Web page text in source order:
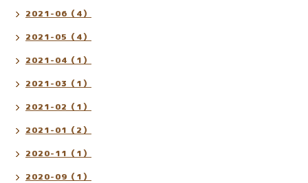
2021-06（4）
2021-05（4）
2021-04（1）
2021-03（1）
2021-02（1）
2021-01（2）
2020-11（1）
2020-09（1）